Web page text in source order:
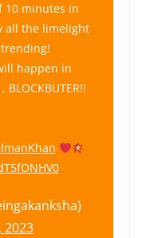
10 minutes in
all the limelight
happen in
, BLOCKBUTER!!
2023